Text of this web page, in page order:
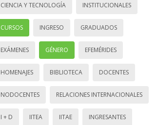
CIENCIA Y TECNOLOGÍA INSTITUCIONALES
CURSOS INGRESO GRADUADOS
EXÁMENES GÉNERO EFEMÉRIDES
HOMENAJES BIBLIOTECA DOCENTES
NODOCENTES RELACIONES INTERNACIONALES
I + D IITEA IITAE INGRESANTES